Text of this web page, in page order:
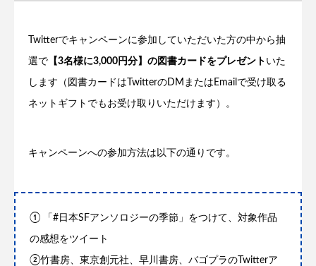
Twitterでキャンペーンに参加していただいた方の中から抽
選で 【3名様に3,000円分】の図書カードをプレゼント いた
します（図書カードはTwitterのDMまたはEmailで受け取る
ネットギフトでもお受け取りいただけます）。
キャンペーンへの参加方法は以下の通りです。
① 「#日本SFアンソロジーの季節」をつけて、対象作品
の感想をツイート
②竹書房、東京創元社、早川書房、バゴプラのTwitterア